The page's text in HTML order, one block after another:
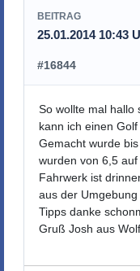
BEITRAG
25.01.2014 10:43
#16844
So wollte mal hallo
kann ich einen
Gemacht wurde
wurden von 6,5
Fahrwerk ist
aus der
Tipps danke
Gruß Josh aus